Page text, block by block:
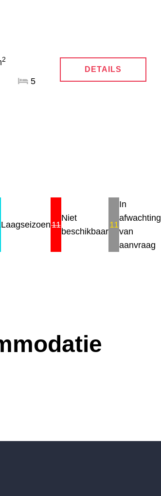
2
5
DETAILS
Laagseizoen11
Niet
beschikbaar
11
In
afwachting
van
aanvraag